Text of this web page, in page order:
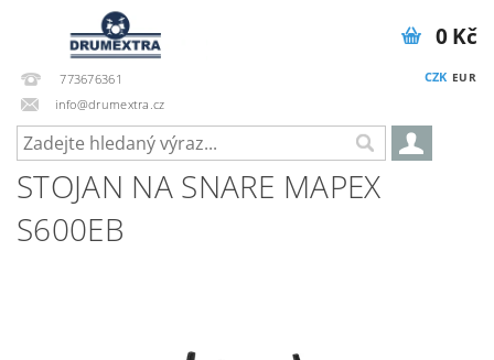
773676361
info@drumextra.cz
CZK EUR
0 Kč
STOJAN NA SNARE MAPEX
S600EB